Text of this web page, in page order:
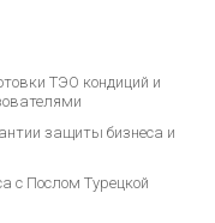
ТЭО кондиций и
защиты бизнеса и
с Послом Турецкой